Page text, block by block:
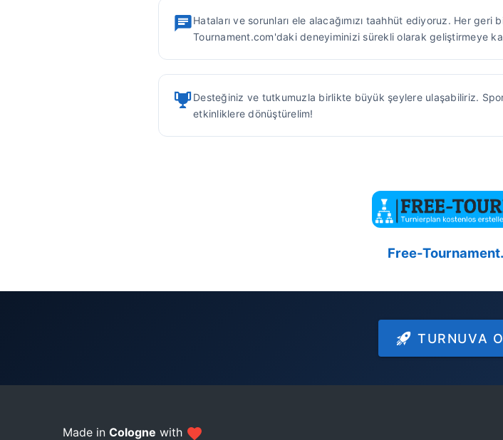
Hataları ve sorunları ele alacağımızı taahhüt ediyoruz. Her geri
Tournament.com'daki deneyiminizi sürekli olarak geliştirmeye
Desteğiniz ve tutkumuzla birlikte büyük şeylere ulaşabiliriz. Spor
etkinliklere dönüştürelim!
Free-
TURNUVA
Made in Cologne with